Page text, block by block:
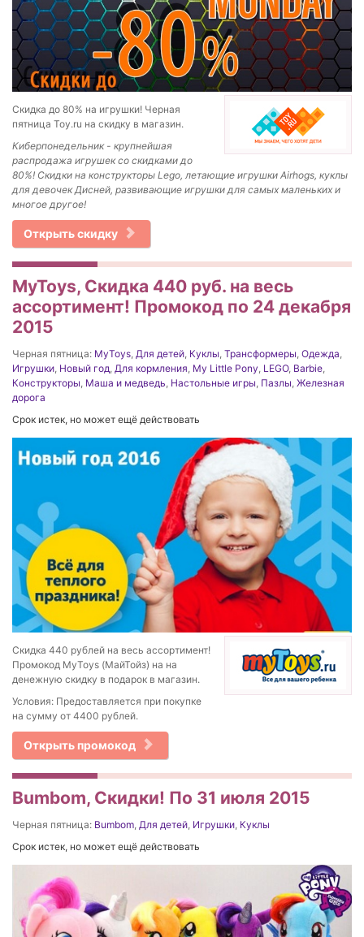
Скидка до 80% на игрушки! Черная
пятница Toy.ru на скидку в магазин.
Киберпонедельник - крупнейшая
распродажа игрушек со скидками до
80%! Скидки на конструкторы Lego, летающие игрушки Airhogs, куклы
для девочек Дисней, развивающие игрушки для самых маленьких и
многое другое!
Открыть скидку
MyToys, Скидка 440 руб. на весь
ассортимент! Промокод по 24 декабря
2015
Черная пятница: MyToys Для детей Куклы Трансформеры Одежда
Игрушки Новый год Для кормления My Little Pony LEGO, Barbie
Конструкторы Маша и медведь Настольные игры Пазлы Железная
дорога
Срок истек, но может ещё действовать
Скидка 440 рублей на весь ассортимент!
Промокод MyToys (МайТойз) на на
денежную скидку в подарок в магазин.
Условия: Предоставляется при покупке
на сумму от 4400 рублей.
Открыть промокод
Bumbom, Скидки! По 31 июля 2015
Черная пятница: Bumbom, Для детей, Игрушки, Куклы
Срок истек, но может ещё действовать